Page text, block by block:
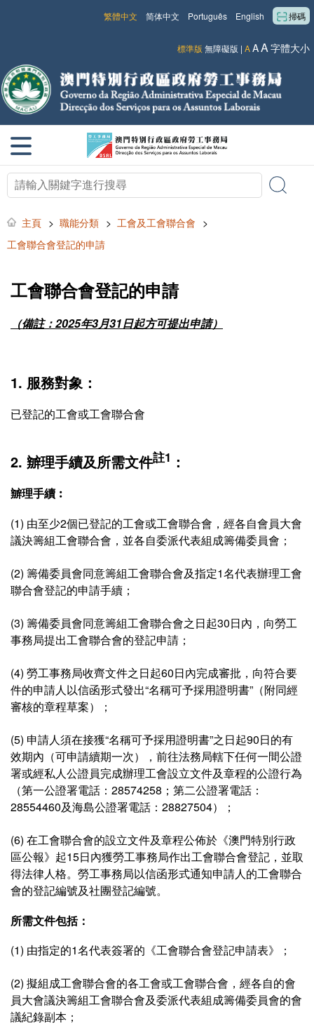
掃碼
English
Português
简体中文
繁體中文
標準版 無障礙版 | AAA字體大小
主頁 > 職能分類 > 工會及工會聯合會 >
工會聯合會登記的申請
工會聯合會登記的申請
（備註：2025年3月31日起方可提出申請）
1. 服務對象：
已登記的工會或工會聯合會
2. 辧理手續及所需文件註1 ：
辧理手續︰
(1) 由至少2個已登記的工會或工會聯合會，經各自會員大會
議決籌組工會聯合會，並各自委派代表組成籌備委員會；
(2) 籌備委員會同意籌組工會聯合會及指定1名代表辦理工會
聯合會登記的申請手續；
(3) 籌備委員會同意籌組工會聯合會之日起30日內，向勞工
事務局提出工會聯合會的登記申請；
(4) 勞工事務局收齊文件之日起60日內完成審批，向符合要
件的申請人以信函形式發出“名稱可予採用證明書”（附同經
審核的章程草案）；
(5) 申請人須在接獲“名稱可予採用證明書”之日起90日的有
效期內（可申請續期一次），前往法務局轄下任何一間公證
署或經私人公證員完成辦理工會設立文件及章程的公證行為
（第一公證署電話：28574258；第二公證署電話：
28554460及海島公證署電話：28827504）；
(6) 在工會聯合會的設立文件及章程公佈於《澳門特別行政
區公報》起15日內獲勞工事務局作出工會聯合會登記，並取
得法律人格。勞工事務局以信函形式通知申請人的工會聯合
會的登記編號及社團登記編號。
所需文件包括：
(1) 由指定的1名代表簽署的《工會聯合會登記申請表》；
(2) 擬組成工會聯合會的各工會或工會聯合會，經各自的會
員大會議決籌組工會聯合會及委派代表組成籌備委員會的會
議紀錄副本；